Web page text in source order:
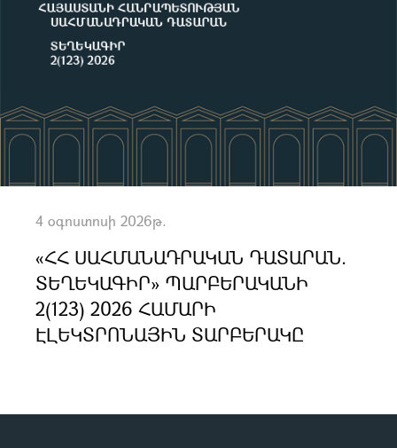
4 օգոստոսի 2026թ.
«ՀՀ ՍԱՀՄԱՆԱԴՐԱԿԱՆ ԴԱՏԱՐԱՆ.
ՏԵՂԵԿԱԳԻՐ» ՊԱՐԲԵՐԱԿԱՆԻ
2(123) 2026 ՀԱՄԱՐԻ
ԷԼԵԿՏՐՈՆԱՅԻՆ ՏԱՐԲԵՐԱԿԸ